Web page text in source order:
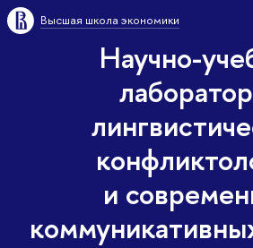
Высшая школа экономики
Научно-
и